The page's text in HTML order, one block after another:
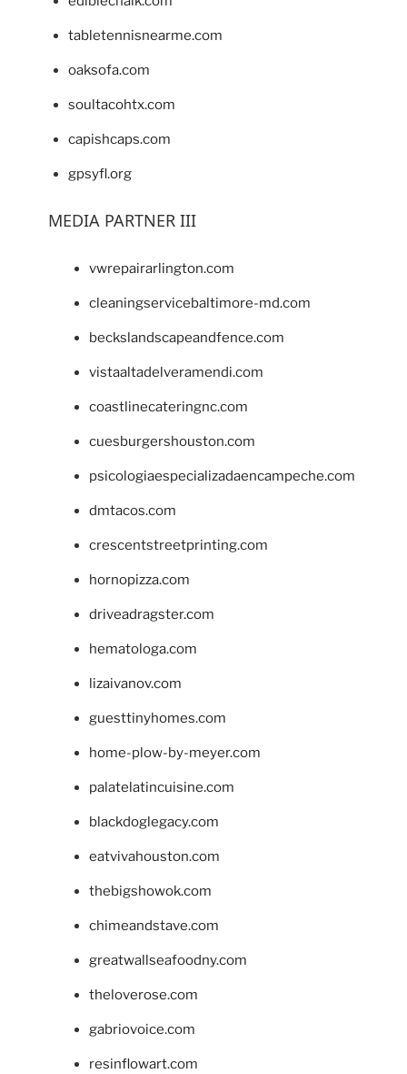
tabletennisnearme.com
oaksofa.com
soultacohtx.com
capishcaps.com
gpsyfl.org
MEDIA PARTNER III
vwrepairarlington.com
cleaningservicebaltimore-md.com
beckslandscapeandfence.com
vistaaltadelveramendi.com
coastlinecateringnc.com
cuesburgershouston.com
psicologiaespecializadaencampeche.com
dmtacos.com
crescentstreetprinting.com
hornopizza.com
driveadragster.com
hematologa.com
lizaivanov.com
guesttinyhomes.com
home-plow-by-meyer.com
palatelatincuisine.com
blackdoglegacy.com
eatvivahouston.com
thebigshowok.com
chimeandstave.com
greatwallseafoodny.com
theloverose.com
gabriovoice.com
resinflowart.com